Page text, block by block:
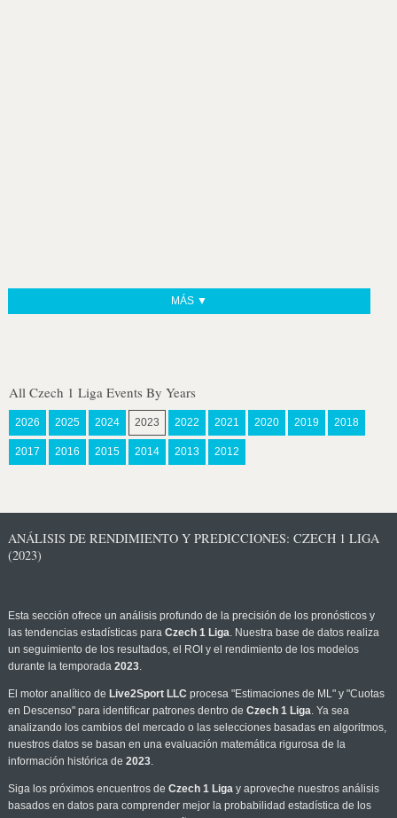
MÁS ▼
All Czech 1 Liga Events By Years
2026 2025 2024 2023 2022 2021 2020 2019 2018
2017 2016 2015 2014 2013 2012
ANÁLISIS DE RENDIMIENTO Y PREDICCIONES: CZECH 1 LIGA
(2023)
Esta sección ofrece un análisis profundo de la precisión de los pronósticos y
las tendencias estadísticas para Czech 1 Liga. Nuestra base de datos realiza
un seguimiento de los resultados, el ROI y el rendimiento de los modelos
durante la temporada 2023.
El motor analítico de Live2Sport LLC procesa "Estimaciones de ML" y "Cuotas
en Descenso" para identificar patrones dentro de Czech 1 Liga. Ya sea
analizando los cambios del mercado o las selecciones basadas en algoritmos,
nuestros datos se basan en una evaluación matemática rigurosa de la
información histórica de 2023.
Siga los próximos encuentros de Czech 1 Ligay aproveche nuestros análisis
basados en datos para comprender mejor la probabilidad estadística de los